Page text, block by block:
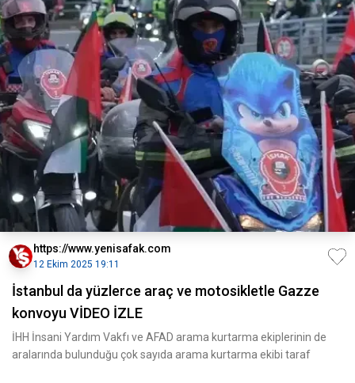
https://www.yenisafak.com
12 Ekim 2025 19:11
İstanbul da yüzlerce araç ve motosikletle Gazze
konvoyu VİDEO İZLE
İHH İnsani Yardım Vakfı ve AFAD arama kurtarma ekiplerinin de
aralarında bulunduğu çok sayıda arama kurtarma ekibi taraf